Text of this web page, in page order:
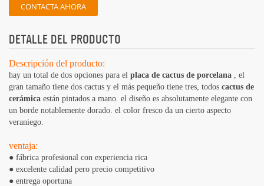
CONTACTA AHORA
DETALLE DEL PRODUCTO
Descripción del producto:
hay un total de dos opciones para el placa de cactus de porcelana , el
gran tamaño tiene dos cactus y el más pequeño tiene tres, todos cactus de
cerámica están pintados a mano. el diseño es absolutamente elegante con
un borde notablemente dorado. el color fresco da un cierto aspecto
veraniego.
ventaja:
● fábrica profesional con experiencia rica
● excelente calidad pero precio competitivo
● entrega oportuna